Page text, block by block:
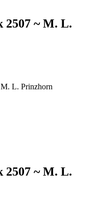
2507 ~ M. L.
L. Prinzhorn
2507 ~ M. L.